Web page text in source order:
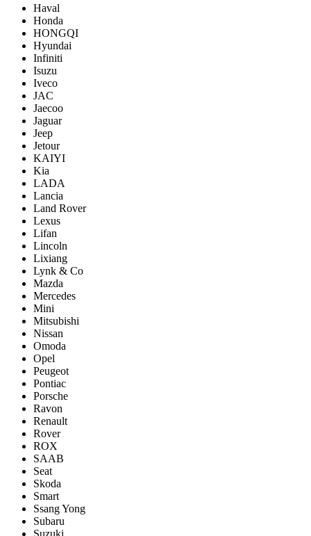
Haval
Honda
HONGQI
Hyundai
Infiniti
Isuzu
Iveco
JAC
Jaecoo
Jaguar
Jeep
Jetour
KAIYI
Kia
LADA
Lancia
Land Rover
Lexus
Lifan
Lincoln
Lixiang
Lynk & Co
Mazda
Mercedes
Mini
Mitsubishi
Nissan
Omoda
Opel
Peugeot
Pontiac
Porsсhe
Ravon
Renault
Rover
ROX
SAAB
Seat
Skoda
Smart
Ssang Yong
Subaru
Suzuki